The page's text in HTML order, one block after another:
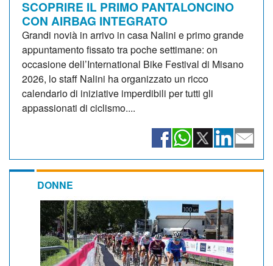
SCOPRIRE IL PRIMO PANTALONCINO
CON AIRBAG INTEGRATO
Grandi novià in arrivo in casa Nalini e primo grande
appuntamento fissato tra poche settimane: on
occasione dell’International Bike Festival di Misano
2026, lo staff Nalini ha organizzato un ricco
calendario di iniziative imperdibili per tutti gli
appassionati di ciclismo....
DONNE